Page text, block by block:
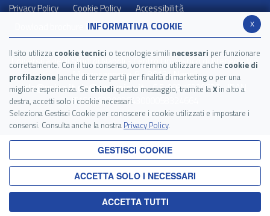
Privacy Policy
Cookie Policy
Accessibilità
Dowload brochure CLA
Università degli Studi di Napoli - Centro Linguistico di Ateneo - Via
Mezzocannone, 8 - 80134 Napoli
cla@unina.it cla@pec.unina.it- C.F. 00876220633 - IBAN
IT15C0623003543000058324664
x
INFORMATIVA COOKIE
Il sito utilizza cookie tecnici o tecnologie simili necessari per funzionare
correttamente. Con il tuo consenso, vorremmo utilizzare anche cookie di
profilazione (anche di terze parti) per finalità di marketing o per una
migliore esperienza. Se chiudi questo messaggio, tramite laX in alto a
destra, accetti solo i cookie necessari.
Seleziona Gestisci Cookie per conoscere i cookie utilizzati e impostare i
consensi. Consulta anche la nostra Privacy Policy.
GESTISCI COOKIE
ACCETTA SOLO I NECESSARI
ACCETTA TUTTI